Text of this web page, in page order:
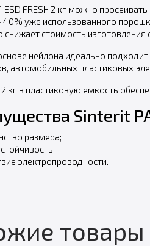
ESD FRESH 2 кг можно
40% уже использованного
снижает стоимость
нейлона идеально
автомобильных пластиковых
кг в пластиковую емкость
Sinterit
размера;
электропроводности.
товары